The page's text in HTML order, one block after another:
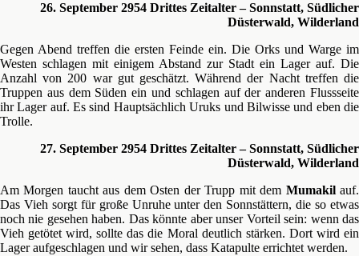
26. September 2954 Drittes Zeitalter – Sonnstatt, Südlicher
Düsterwald, Wilderland
Gegen Abend treffen die ersten Feinde ein. Die Orks und Warge im
Westen schlagen mit einigem Abstand zur Stadt ein Lager auf. Die
Anzahl von 200 war gut geschätzt. Während der Nacht treffen die
Truppen aus dem Süden ein und schlagen auf der anderen Flussseite
ihr Lager auf. Es sind Hauptsächlich Uruks und Bilwisse und eben die
Trolle.
27. September 2954 Drittes Zeitalter – Sonnstatt, Südlicher
Düsterwald, Wilderland
Am Morgen taucht aus dem Osten der Trupp mit dem Mumakilauf.
Das Vieh sorgt für große Unruhe unter den Sonnstättern, die so etwas
noch nie gesehen haben. Das könnte aber unser Vorteil sein: wenn das
Vieh getötet wird, sollte das die Moral deutlich stärken. Dort wird ein
Lager aufgeschlagen und wir sehen, dass Katapulte errichtet werden.